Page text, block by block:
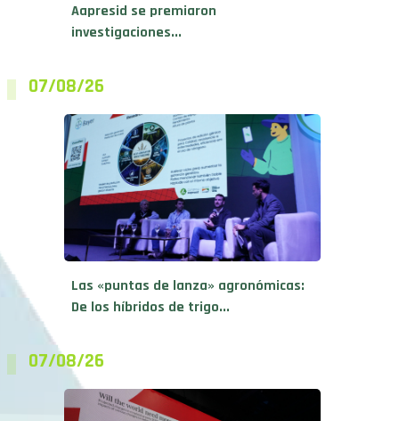
Aapresid se premiaron
investigaciones...
07/08/26
Las «puntas de lanza» agronómicas:
De los híbridos de trigo...
07/08/26